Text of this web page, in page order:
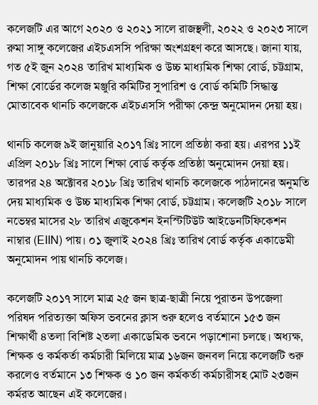
কলেজটি এর আগে ২০২০ ও ২০২১ সালে রাজস্থলী, ২০২২ ও ২০২৩ সালে
রুমা সাঙ্গু কলেজের এইচএসসি পরিক্ষা অংশগ্রহণ করে আসছে। জানা যায়,
গত ৫ই জুন ২০২৪ তারিখ মাধ্যমিক ও উচ্চ মাধ্যমিক শিক্ষা বোর্ড, চট্টগ্রাম,
শিক্ষা বোর্ডের কলেজ মঞ্জুরি কমিটির সুপারিশ ও বোর্ড কমিটি সিদ্ধান্ত
মোতাবেক থানচি কলেজকে এইচএসসি পরীক্ষা কেন্দ্র অনুমোদন দেয়া হয়।
থানচি কলেজ ৯ই জানুয়ারি ২০১৭ খ্রিঃ সালে প্রতিষ্ঠা করা হয়। এরপর ১১ই
এপ্রিল ২০১৮ খ্রিঃ সালে শিক্ষা বোর্ড কর্তৃক প্রতিষ্ঠা অনুমোদন দেয়া হয়।
তারপর ২৪ অক্টোবর ২০১৮ খ্রিঃ তারিখ থানচি কলেজকে পাঠদানের অনুমতি
দেয় মাধ্যমিক ও উচ্চ মাধ্যমিক শিক্ষা বোর্ড, চট্টগ্রাম। কলেজটি ২০১৮ সালে
নভেম্বর মাসের ২৮ তারিখ এজুকেশন ইনস্টিটিউট আইডেনটিফিকেশন
নাম্বার (EIIN) পায়। ০১ জুলাই ২০২৪ খ্রিঃ তারিখ বোর্ড কর্তৃক একাডেমী
অনুমোদন পায় থানচি কলেজ।
কলেজটি ২০১৭ সালে মাত্র ২৫ জন ছাত্র-ছাত্রী নিয়ে পুরাতন উপজেলা
পরিষদ পরিত্যক্তা অফিস ভবনের ক্লাস শুরু হলেও বর্তমানে ১৫৩ জন
শিক্ষার্থী ৪তলা বিশিষ্ট ২তলা একাডেমিক ভবনে পড়াশোনা চলছে। অধ্যক্ষ,
শিক্ষক ও কর্মকর্তা কর্মচারী মিলিয়ে মাত্র ১৬জন জনবল নিয়ে কলেজটি শুরু
করলেও বর্তমানে ১৩ শিক্ষক ও ১০ জন কর্মকর্তা কর্মচারীসহ মোট ২৩জন
কর্মরত আছেন এই কলেজের।